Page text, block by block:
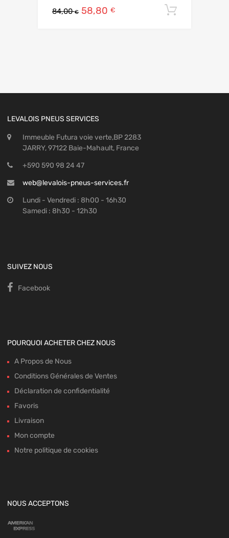
84,00€ 58,80 €
LEVALOIS PNEUS SERVICES
Immeuble Futura voie verte,BP 2283
JARRY, 97122 Baie-Mahault, France
+590 590 98 24 47
web@levalois-pneus-services.fr
Lundi - Vendredi : 8h00 - 16h30
Samedi : 8h30 - 12h30
SUIVEZ NOUS
Facebook
POURQUOI ACHETER CHEZ NOUS
A Propos de Nous
Conditions Générales de Ventes
Déclaration de confidentialité
Favoris
Livraison
Mon compte
Notre politique de cookies
NOUS ACCEPTONS